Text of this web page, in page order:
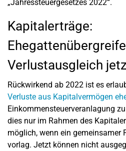
„Jahressteuergesetzes 2022“.
Kapitalerträge:
Verlustausgleich
Rückwirkend ab 2022 ist es
Verluste aus Kapitalvermögen
Einkommensteuerveranlagung
dies nur im Rahmen des
möglich, wenn ein gemeinsamer
vorlag. Jetzt können nicht